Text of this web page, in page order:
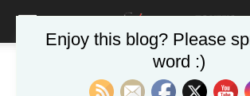
Τα νέα της Πόλης
Τα νέα της Πόλης
Enjoy this blog? Please
word :)